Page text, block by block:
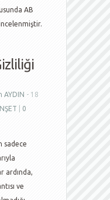
AB
AYDIN - 18
0
sadece
ardında,
ve